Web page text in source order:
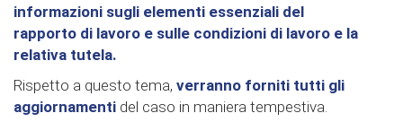
informazioni sugli elementi essenziali del
rapporto di lavoro e sulle condizioni di lavoro e la
relativa tutela.
Rispetto a questo tema, verranno forniti tutti gli
aggiornamenti del caso in maniera tempestiva.